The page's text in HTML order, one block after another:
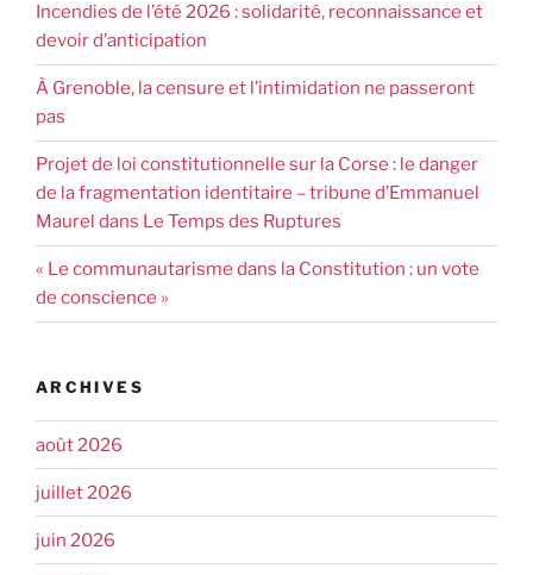
Incendies de l’été 2026 : solidarité, reconnaissance et
devoir d’anticipation
À Grenoble, la censure et l’intimidation ne passeront
pas
Projet de loi constitutionnelle sur la Corse : le danger
de la fragmentation identitaire – tribune d’Emmanuel
Maurel dans Le Temps des Ruptures
« Le communautarisme dans la Constitution : un vote
de conscience »
ARCHIVES
août 2026
juillet 2026
juin 2026